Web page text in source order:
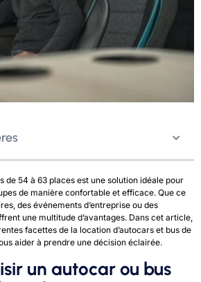
de 54 à 63 places est une solution idéale pour
de manière confortable et efficace. Que ce
des événements d’entreprise ou des
une multitude d’avantages. Dans cet article,
facettes de la location d’autocars et bus de
aider à prendre une décision éclairée.
un autocar ou bus